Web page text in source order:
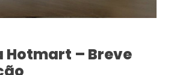
– Breve